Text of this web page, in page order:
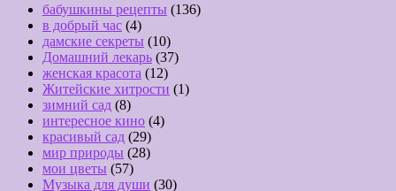
бабушкины рецепты (136)
в добрый час (4)
дамские секреты (10)
Домашний лекарь (37)
женская красота (12)
Житейские хитрости (1)
зимний сад (8)
интересное кино (4)
красивый сад (29)
мир природы (28)
мои цветы (57)
Музыка для души (30)